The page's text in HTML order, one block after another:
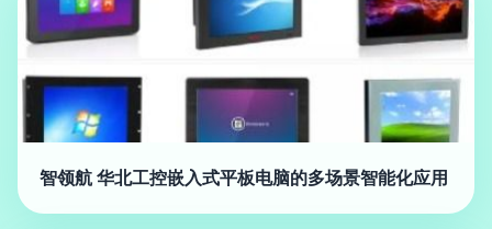
智领航 华北工控嵌入式平板电脑的多场景智能化应用